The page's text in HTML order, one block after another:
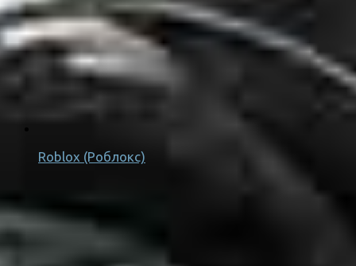
Roblox (Роблокс)